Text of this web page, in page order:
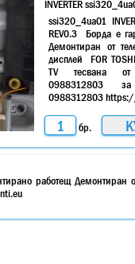
INVERTER
ssi320_4ua01
REV0.3 Борда е
Демонтиран от
дисплей FOR
TV тесвана
0988312803
0988312803
бр.
работещ